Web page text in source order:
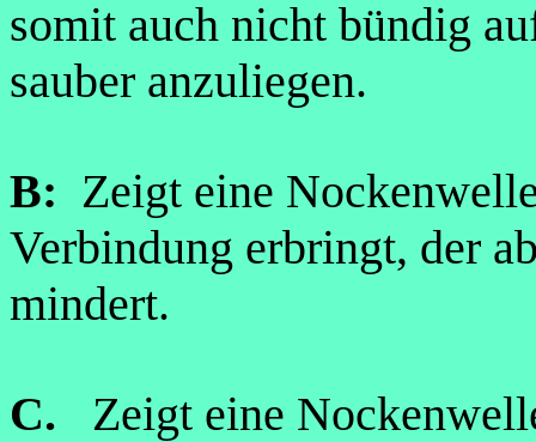
somit auch nicht bündig
sauber anzuliegen.
B: Zeigt eine
Verbindung erbringt, der
mindert.
C. Zeigt eine